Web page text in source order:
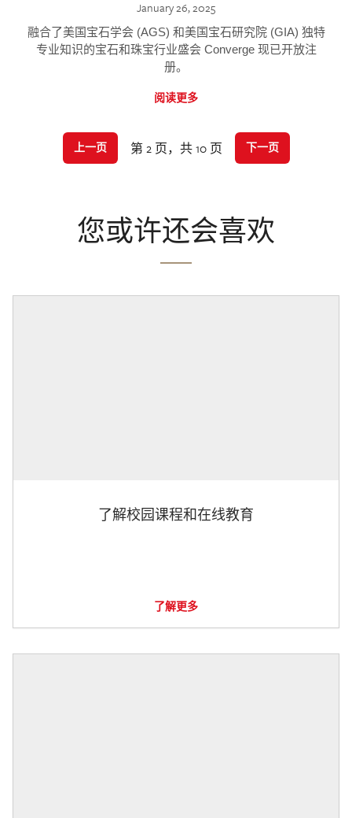
January 26, 2025
融合了美国宝石学会 (AGS) 和美国宝石研究院 (GIA) 独特
专业知识的宝石和珠宝行业盛会 Converge 现已开放注
册。
阅读更多
上一页 第 2 页，共 10 页 下一页
您或许还会喜欢
了解校园课程和在线教育
了解更多